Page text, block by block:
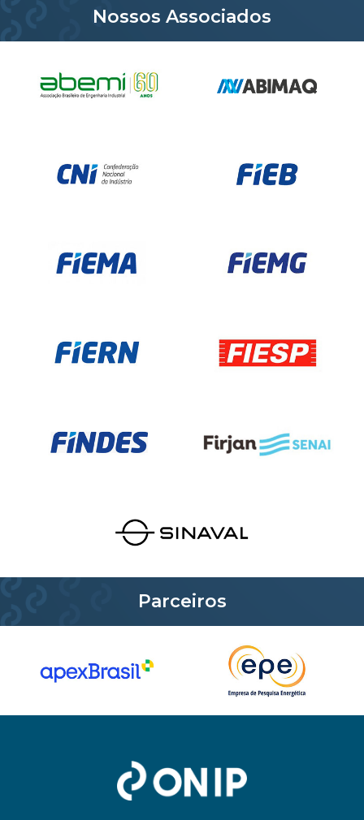
Nossos Associados
Parceiros